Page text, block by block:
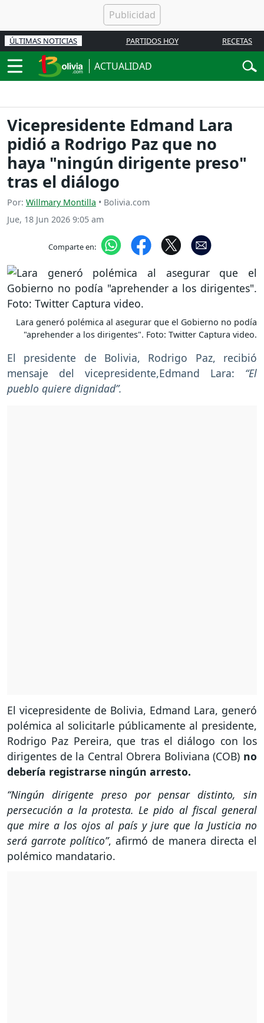
ÚLTIMAS NOTICIAS PARTIDOS HOY RECETAS
ACTUALIDAD
Vicepresidente Edmand Lara
pidió a Rodrigo Paz que no
haya "ningún dirigente preso"
tras el diálogo
Por: Willmary Montilla • Bolivia.com
Jue, 18 Jun 2026 9:05 am
Comparte en:
Lara generó polémica al asegurar que el Gobierno no podía
"aprehender a los dirigentes". Foto: Twitter Captura video.
El presidente de Bolivia, Rodrigo Paz, recibió
mensaje del vicepresidente,Edmand Lara: “El
pueblo quiere dignidad”.
El vicepresidente de Bolivia, Edmand Lara, generó
polémica al solicitarle públicamente al presidente,
Rodrigo Paz Pereira, que tras el diálogo con los
dirigentes de la Central Obrera Boliviana (COB) no
debería registrarse ningún arresto.
“Ningún dirigente preso por pensar distinto, sin
persecución a la protesta. Le pido al fiscal general
que mire a los ojos al país y jure que la Justicia no
será garrote político”, afirmó de manera directa el
polémico mandatario.